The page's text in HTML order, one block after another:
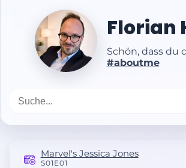
Florian
Schön, dass du
#aboutme
Marvel's Jessica Jones
S01E01